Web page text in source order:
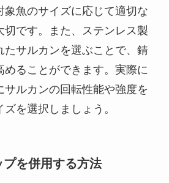
象魚のサイズに応じて適切な
切です。また、ステンレス製
たサルカンを選ぶことで、錆
めることができます。実際に
サルカンの回転性能や強度を
を選択しましょう。
を併用する方法